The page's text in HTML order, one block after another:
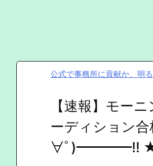
公式で事務所に貢献か、明
【速報】モー
ーディション
∀ﾟ)━━━━!!